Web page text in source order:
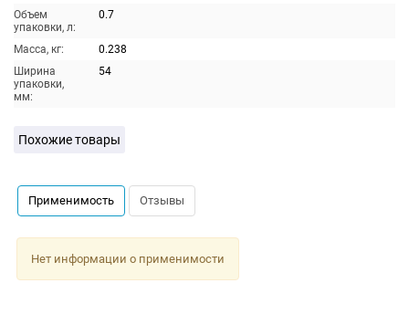
Объем
упаковки, л:
0.7
Масса, кг:
0.238
Ширина
упаковки,
мм:
54
Похожие товары
Применимость Отзывы
Нет информации о применимости